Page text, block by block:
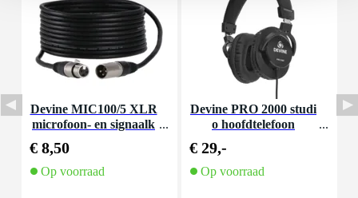
Devine MIC100/5 XLR
microfoon- en signaalk
€ 8,50
Op voorraad
Devine PRO 2000 studi
o hoofdtelefoon
€ 29,-
Op voorraad